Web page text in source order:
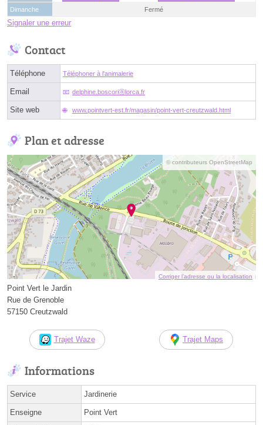
Dimanche
Fermé
Signaler une erreur
Contact
Téléphone Téléphoner à l'animalerie
Email delphine.boscoriⓐlorca.fr
Site web www.pointvert-est.fr/magasin/point-vert-creutzwald.html
Plan et adresse
© contributeurs OpenStreetMap
Corriger l’adresse ou la localisation
Point Vert le Jardin
Rue de Grenoble
57150 Creutzwald
Trajet Waze Trajet Maps
Informations
Service Jardinerie
Enseigne Point Vert